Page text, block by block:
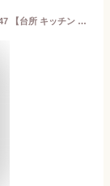
Plate ディッシュスタンド プレート ホワイト 4747 【台所 キッチン 収納 お皿立て プレートシリーズ 山崎実業】